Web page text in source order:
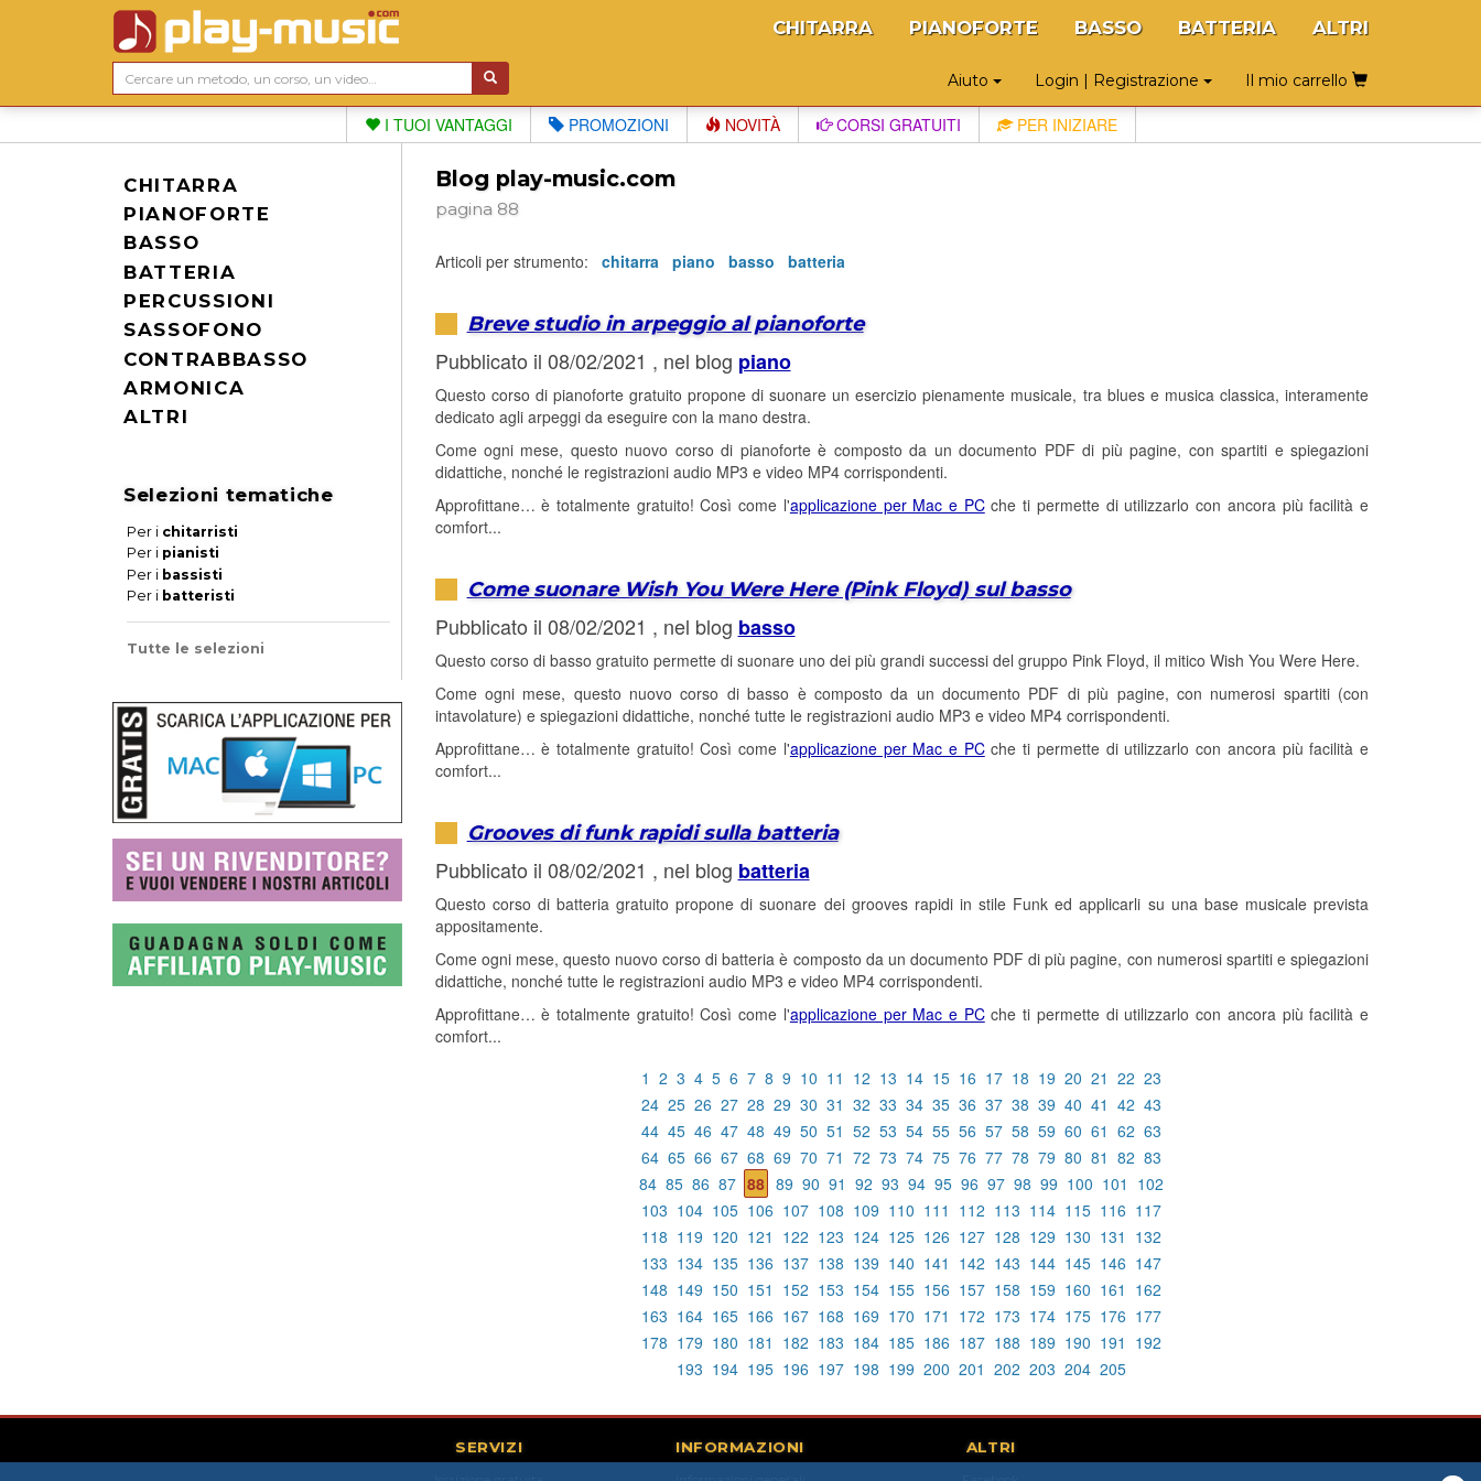
CHITARRA PIANOFORTE BASSO BATTERIA ALTRI
Aiuto Login | Registrazione Il mio carrello
I TUOI VANTAGGI PROMOZIONI NOVITÀ CORSI GRATUITI PER INIZIARE
CHITARRA
PIANOFORTE
BASSO
BATTERIA
PERCUSSIONI
SASSOFONO
CONTRABBASSO
ARMONICA
ALTRI
Selezioni tematiche
Per i chitarristi
Per i pianisti
Per i bassisti
Per i batteristi
Tutte le selezioni
Blog play-music.com
pagina 88
Articoli per strumento: chitarra piano basso batteria
Breve studio in arpeggio al pianoforte
Pubblicato il 08/02/2021 , nel blog piano
Questo corso di pianoforte gratuito propone di suonare un esercizio pienamente musicale, tra blues e musica classica, interamente
dedicato agli arpeggi da eseguire con la mano destra.
Come ogni mese, questo nuovo corso di pianoforte è composto da un documento PDF di più pagine, con spartiti e spiegazioni
didattiche, nonché le registrazioni audio MP3 e video MP4 corrispondenti.
Approfittane… è totalmente gratuito! Così come l'applicazione per Mac e PCche ti permette di utilizzarlo con ancora più facilità e
comfort...
Come suonare Wish You Were Here (Pink Floyd) sul basso
Pubblicato il 08/02/2021 , nel blog basso
Questo corso di basso gratuito permette di suonare uno dei più grandi successi del gruppo Pink Floyd, il mitico Wish You Were Here.
Come ogni mese, questo nuovo corso di basso è composto da un documento PDF di più pagine, con numerosi spartiti (con
intavolature) e spiegazioni didattiche, nonché tutte le registrazioni audio MP3 e video MP4 corrispondenti.
Approfittane… è totalmente gratuito! Così come l'applicazione per Mac e PCche ti permette di utilizzarlo con ancora più facilità e
comfort...
Grooves di funk rapidi sulla batteria
Pubblicato il 08/02/2021 , nel blog batteria
Questo corso di batteria gratuito propone di suonare dei grooves rapidi in stile Funk ed applicarli su una base musicale prevista
appositamente.
Come ogni mese, questo nuovo corso di batteria è composto da un documento PDF di più pagine, con numerosi spartiti e spiegazioni
didattiche, nonché tutte le registrazioni audio MP3 e video MP4 corrispondenti.
Approfittane… è totalmente gratuito! Così come l'applicazione per Mac e PCche ti permette di utilizzarlo con ancora più facilità e
comfort...
1 2 3 4 5 6 7 8 9 10 11 12 13 14 15 16 17 18 19 20 21 22 23
24 25 26 27 28 29 30 31 32 33 34 35 36 37 38 39 40 41 42 43
44 45 46 47 48 49 50 51 52 53 54 55 56 57 58 59 60 61 62 63
64 65 66 67 68 69 70 71 72 73 74 75 76 77 78 79 80 81 82 83
84 85 86 87 88 89 90 91 92 93 94 95 96 97 98 99 100 101 102
103 104 105 106 107 108 109 110 111 112 113 114 115 116 117
118 119 120 121 122 123 124 125 126 127 128 129 130 131 132
133 134 135 136 137 138 139 140 141 142 143 144 145 146 147
148 149 150 151 152 153 154 155 156 157 158 159 160 161 162
163 164 165 166 167 168 169 170 171 172 173 174 175 176 177
178 179 180 181 182 183 184 185 186 187 188 189 190 191 192
193 194 195 196 197 198 199 200 201 202 203 204 205
SERVIZI INFORMAZIONI ALTRI